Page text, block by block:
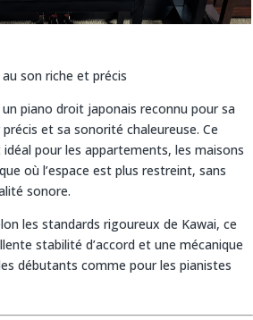
son riche et précis
piano droit japonais reconnu pour sa
et sa sonorité chaleureuse. Ce
pour les appartements, les maisons
où l’espace est plus restreint, sans
sonore.
les standards rigoureux de Kawai, ce
stabilité d’accord et une mécanique
débutants comme pour les pianistes